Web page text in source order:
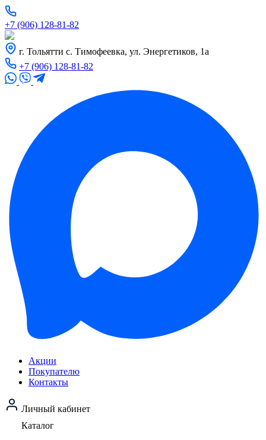
+7 (906) 128-81-82
г. Тольятти с. Тимофеевка, ул. Энергетиков, 1а
+7 (906) 128-81-82
Акции
Покупателю
Контакты
Личный кабинет
Каталог